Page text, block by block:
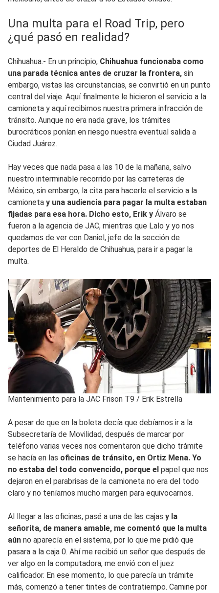
Una multa para el Road Trip, pero
¿qué pasó en realidad?
Chihuahua.- En un principio, Chihuahua funcionaba como
una parada técnica antes de cruzar la frontera, sin
embargo, vistas las circunstancias, se convirtió en un punto
central del viaje. Aquí finalmente le hicieron el servicio a la
camioneta y aquí recibimos nuestra primera infracción de
tránsito. Aunque no era nada grave, los trámites
burocráticos ponían en riesgo nuestra eventual salida a
Ciudad Juárez.
Hay veces que nada pasa a las 10 de la mañana, salvo
nuestro interminable recorrido por las carreteras de
México, sin embargo, la cita para hacerle el servicio a la
camioneta y una audiencia para pagar la multa estaban
fijadas para esa hora. Dicho esto, Erik y Álvaro se
fueron a la agencia de JAC, mientras que Lalo y yo nos
quedamos de ver con Daniel, jefe de la sección de
deportes de El Heraldo de Chihuahua, para ir a pagar la
multa.
Mantenimiento para la JAC Frison T9 / Erik Estrella
A pesar de que en la boleta decía que debíamos ir a la
Subsecretaría de Movilidad, después de marcar por
teléfono varias veces nos comentaron que dicho trámite
se hacía en las oficinas de tránsito, en Ortiz Mena. Yo
no estaba del todo convencido, porque el papel que nos
dejaron en el parabrisas de la camioneta no era del todo
claro y no teníamos mucho margen para equivocarnos.
Al llegar a las oficinas, pasé a una de las cajas y la
señorita, de manera amable, me comentó que la multa
aún no aparecía en el sistema, por lo que me pidió que
pasara a la caja 0. Ahí me recibió un señor que después de
ver algo en la computadora, me envió con el juez
calificador. En ese momento, lo que parecía un trámite
más, comenzó a tener tintes de contratiempo. Camine por